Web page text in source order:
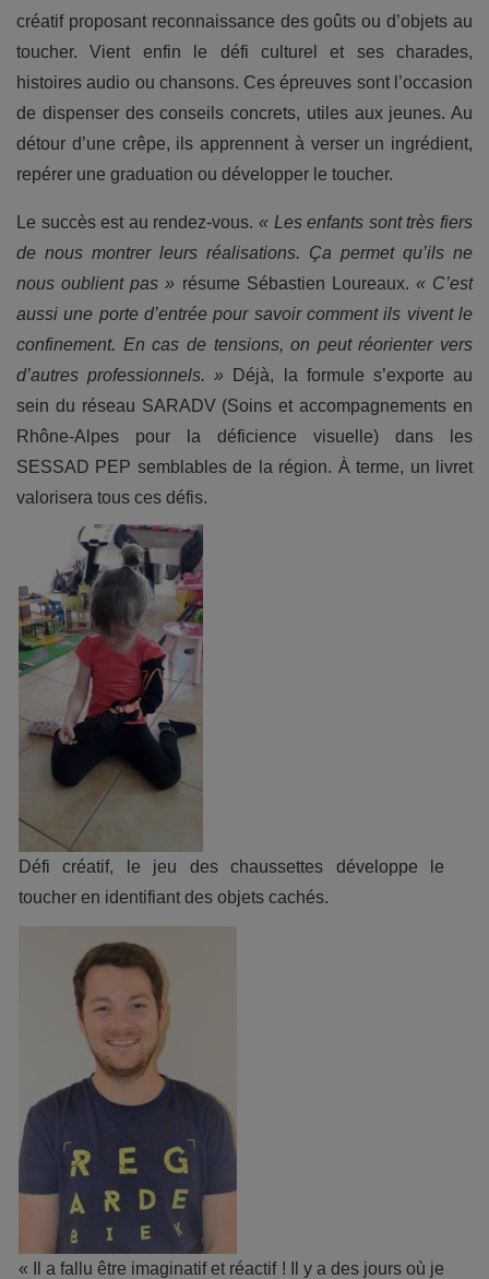
créatif proposant reconnaissance des goûts ou d’objets au
toucher. Vient enfin le défi culturel et ses charades,
histoires audio ou chansons. Ces épreuves sont l’occasion
de dispenser des conseils concrets, utiles aux jeunes. Au
détour d’une crêpe, ils apprennent à verser un ingrédient,
repérer une graduation ou développer le toucher.
Le succès est au rendez-vous. « Les enfants sont très fiers
de nous montrer leurs réalisations. Ça permet qu’ils ne
nous oublient pas » résume Sébastien Loureaux. « C’est
aussi une porte d’entrée pour savoir comment ils vivent le
confinement. En cas de tensions, on peut réorienter vers
d’autres professionnels. » Déjà, la formule s’exporte au
sein du réseau SARADV (Soins et accompagnements en
Rhône-Alpes pour la déficience visuelle) dans les
SESSAD PEP semblables de la région. À terme, un livret
valorisera tous ces défis.
Défi créatif, le jeu des chaussettes développe le
toucher en identifiant des objets cachés.
« Il a fallu être imaginatif et réactif ! Il y a des jours où je